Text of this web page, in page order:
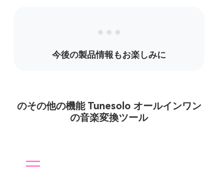
今後の製品情報もお楽しみに
のその他の機能 Tunesolo オールインワン
の音楽変換ツール